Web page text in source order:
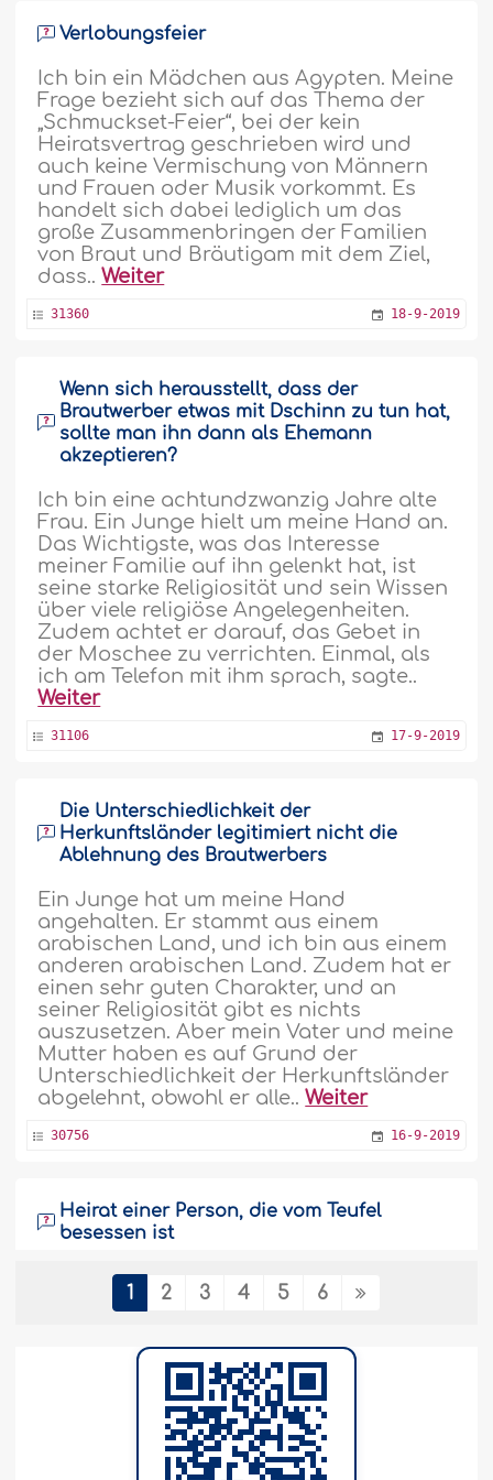
Verlobungsfeier
Ich bin ein Mädchen aus Ägypten. Meine
Frage bezieht sich auf das Thema der
„Schmuckset-Feier“, bei der kein
Heiratsvertrag geschrieben wird und
auch keine Vermischung von Männern
und Frauen oder Musik vorkommt. Es
handelt sich dabei lediglich um das
große Zusammenbringen der Familien
von Braut und Bräutigam mit dem Ziel,
dass..Weiter
31360 18-9-2019
Wenn sich herausstellt, dass der
Brautwerber etwas mit Dschinn zu tun hat,
sollte man ihn dann als Ehemann
akzeptieren?
Ich bin eine achtundzwanzig Jahre alte
Frau. Ein Junge hielt um meine Hand an.
Das Wichtigste, was das Interesse
meiner Familie auf ihn gelenkt hat, ist
seine starke Religiosität und sein Wissen
über viele religiöse Angelegenheiten.
Zudem achtet er darauf, das Gebet in
der Moschee zu verrichten. Einmal, als
ich am Telefon mit ihm sprach, sagte..
Weiter
31106 17-9-2019
Die Unterschiedlichkeit der
Herkunftsländer legitimiert nicht die
Ablehnung des Brautwerbers
Ein Junge hat um meine Hand
angehalten. Er stammt aus einem
arabischen Land, und ich bin aus einem
anderen arabischen Land. Zudem hat er
einen sehr guten Charakter, und an
seiner Religiosität gibt es nichts
auszusetzen. Aber mein Vater und meine
Mutter haben es auf Grund der
Unterschiedlichkeit der Herkunftsländer
abgelehnt, obwohl er alle..Weiter
30756 16-9-2019
Heirat einer Person, die vom Teufel
besessen ist
Seit einiger Zeit werde ich von einem
Mann, der mit der islâmischen Ruqya
den Teufel und Zauberei behandelt.
Auswirkungen dieser Besessenheit sind
Abneigung gegen die Ehe und
Wahnvorstellungen. Sündige ich, wenn
ich derzeit mit dem Verweis auf die
Behandlung nicht heiraten möchte?
1 2 3 4 5 6